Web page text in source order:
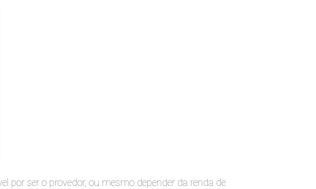
por ser o provedor, ou mesmo depender da renda de